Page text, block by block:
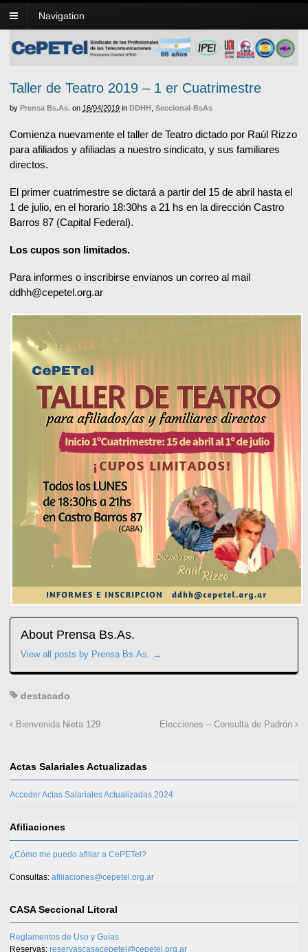
Navigation
Taller de Teatro 2019 – 1 er Cuatrimestre
by Prensa Bs.As. on 16/04/2019 in DDHH Seccional-BsAs
Comienza nuevamente el taller de Teatro dictado por Raúl Rizzo
para afiliados y afiliadas a nuestro sindicato, y sus familiares
directos.
El primer cuatrimestre se dictará a partir del 15 de abril hasta el
1 de julio, en el horario 18:30hs a 21 hs en la dirección Castro
Barros 87 (Capital Federal).
Los cupos son limitados.
Para informes o inscribirse envianos un correo al mail
ddhh@cepetel.org.ar
About Prensa Bs.As.
View all posts by Prensa Bs.As. →
destacado
Bienvenida Nieta 129 Elecciones – Consulta de Padrón
Actas Salariales Actualizadas
Acceder Actas Salariales Actualizadas 2024
Afiliaciones
¿Cómo me puedo afiliar a CePETel?
Consultas: afiliaciones@cepetel.org.ar
CASA Seccional Litoral
Reglamentos de Uso y Guías
Reservas: reservascasacepetel@cepetel.org.ar